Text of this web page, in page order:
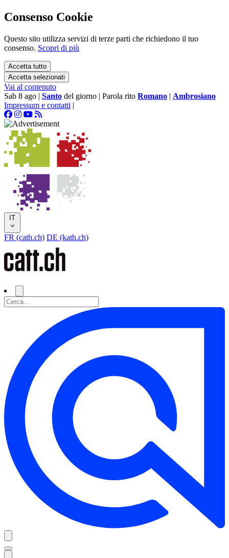
Consenso Cookie
Questo sito utilizza servizi di terze parti che richiedono il tuo
consenso. Scopri di più
Accetta tutto
Accetta selezionati
Vai al contenuto
Sab 8 ago | Santo del giorno | Parola rito Romano | Ambrosiano
Impressum e contatti |
IT
FR (cath.ch) DE (kath.ch)